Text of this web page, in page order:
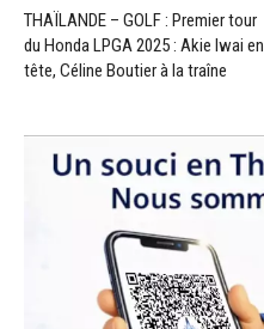
THAÏLANDE – GOLF : Premier tour
du Honda LPGA 2025 : Akie Iwai en
tête, Céline Boutier à la traîne